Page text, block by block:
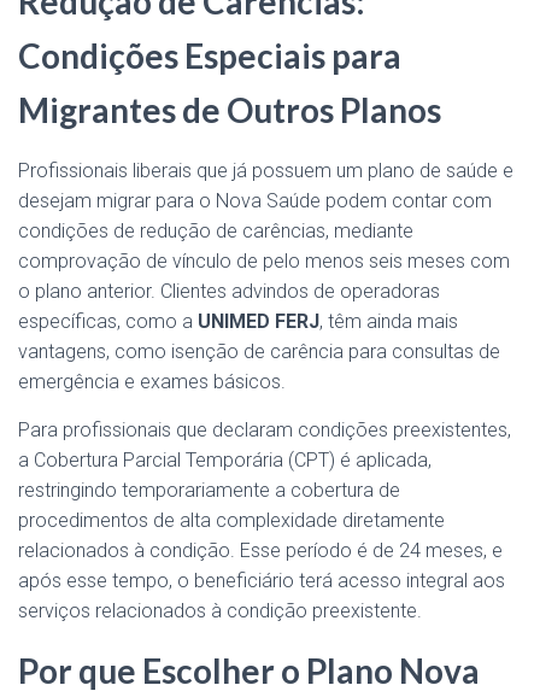
Condições Especiais para
Migrantes de Outros Planos
Profissionais liberais que já possuem um plano de saúde e
desejam migrar para o Nova Saúde podem contar com
condições de redução de carências, mediante
comprovação de vínculo de pelo menos seis meses com
o plano anterior. Clientes advindos de operadoras
específicas, como a UNIMED FERJ, têm ainda mais
vantagens, como isenção de carência para consultas de
emergência e exames básicos.
Para profissionais que declaram condições preexistentes,
a Cobertura Parcial Temporária (CPT) é aplicada,
restringindo temporariamente a cobertura de
procedimentos de alta complexidade diretamente
relacionados à condição. Esse período é de 24 meses, e
após esse tempo, o beneficiário terá acesso integral aos
serviços relacionados à condição preexistente.
Por que Escolher o Plano Nova